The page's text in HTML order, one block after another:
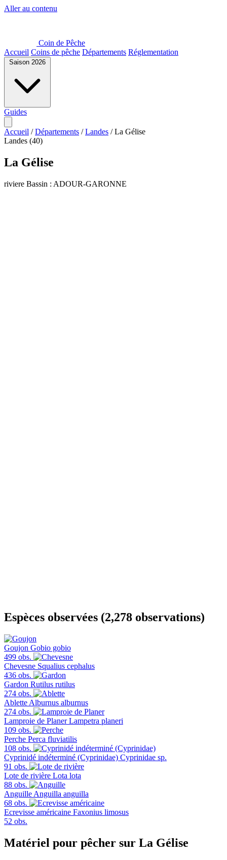
Aller au contenu
Coin de Pêche
Accueil Coins de pêche Départements Réglementation
Saison 2026
Guides
Accueil / Départements / Landes / La Gélise
Landes (40)
La Gélise
riviere Bassin : ADOUR-GARONNE
Espèces observées (2,278 observations)
Goujon Gobio gobio
499 obs.
Chevesne Squalius cephalus
436 obs.
Gardon Rutilus rutilus
274 obs.
Ablette Alburnus alburnus
274 obs.
Lamproie de Planer Lampetra planeri
109 obs.
Perche Perca fluviatilis
108 obs.
Cyprinidé indéterminé (Cyprinidae) Cyprinidae sp.
91 obs.
Lote de rivière Lota lota
88 obs.
Anguille Anguilla anguilla
68 obs.
Ecrevisse américaine Faxonius limosus
52 obs.
Matériel pour pêcher sur La Gélise